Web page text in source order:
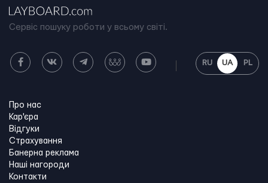
Сервіс пошуку роботи у всьому світі.
RU UA PL
Про нас
Кар'єра
Відгуки
Страхування
Банерна реклама
Наші нагороди
Контакти